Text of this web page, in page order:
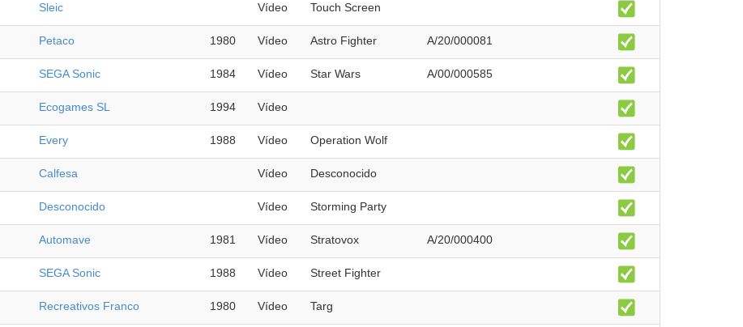
Sleic Vídeo Touch Screen
Petaco 1980 Vídeo Astro Fighter A/20/000081
SEGA Sonic 1984 Vídeo Star Wars A/00/000585
Ecogames SL 1994 Vídeo
Every 1988 Vídeo Operation Wolf
Calfesa Vídeo Desconocido
Desconocido Vídeo Storming Party
Automave 1981 Vídeo Stratovox A/20/000400
SEGA Sonic 1988 Vídeo Street Fighter
Recreativos Franco 1980 Vídeo Targ